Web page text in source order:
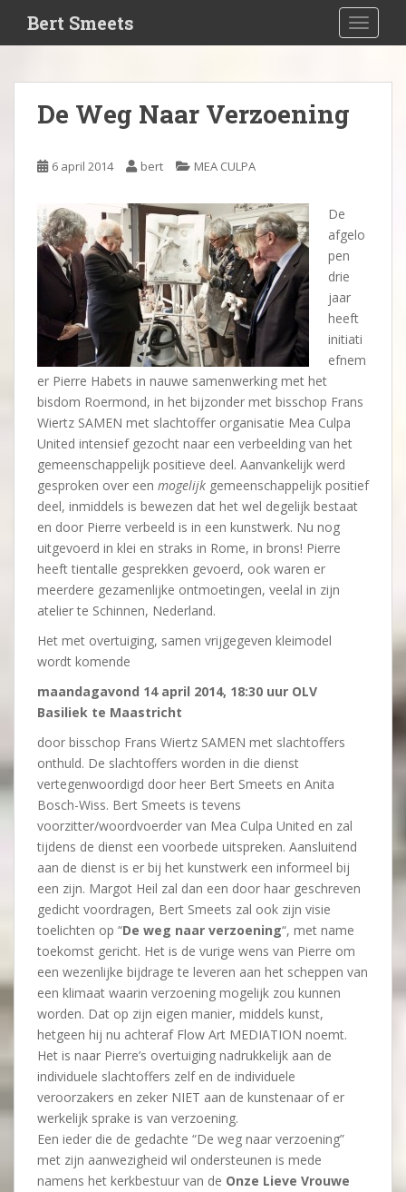
i
Bert Smeets
De Weg Naar Verzoening
6 april 2014 bert MEA CULPA
De
afgelo
pen
drie
jaar
heeft
initiati
efnem
er Pierre Habets in nauwe samenwerking met het
bisdom Roermond, in het bijzonder met bisschop Frans
Wiertz SAMEN met slachtoffer organisatie Mea Culpa
United intensief gezocht naar een verbeelding van het
gemeenschappelijk positieve deel. Aanvankelijk werd
gesproken over een mogelijk gemeenschappelijk positief
deel, inmiddels is bewezen dat het wel degelijk bestaat
en door Pierre verbeeld is in een kunstwerk. Nu nog
uitgevoerd in klei en straks in Rome, in brons! Pierre
heeft tientalle gesprekken gevoerd, ook waren er
meerdere gezamenlijke ontmoetingen, veelal in zijn
atelier te Schinnen, Nederland.
Het met overtuiging, samen vrijgegeven kleimodel
wordt komende
maandagavond 14 april 2014, 18:30 uur OLV
Basiliek te Maastricht
door bisschop Frans Wiertz SAMEN met slachtoffers
onthuld. De slachtoffers worden in die dienst
vertegenwoordigd door heer Bert Smeets en Anita
Bosch-Wiss. Bert Smeets is tevens
voorzitter/woordvoerder van Mea Culpa United en zal
tijdens de dienst een voorbede uitspreken. Aansluitend
aan de dienst is er bij het kunstwerk een informeel bij
een zijn. Margot Heil zal dan een door haar geschreven
gedicht voordragen, Bert Smeets zal ook zijn visie
toelichten op “De weg naar verzoening“, met name
toekomst gericht. Het is de vurige wens van Pierre om
een wezenlijke bijdrage te leveren aan het scheppen van
een klimaat waarin verzoening mogelijk zou kunnen
worden. Dat op zijn eigen manier, middels kunst,
hetgeen hij nu achteraf Flow Art MEDIATION noemt.
Het is naar Pierre’s overtuiging nadrukkelijk aan de
individuele slachtoffers zelf en de individuele
veroorzakers en zeker NIET aan de kunstenaar of er
werkelijk sprake is van verzoening.
Een ieder die de gedachte “De weg naar verzoening”
met zijn aanwezigheid wil ondersteunen is mede
namens het kerkbestuur van de Onze Lieve Vrouwe